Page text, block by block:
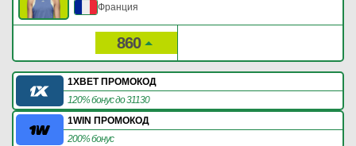
Франция
860
1XBET ПРОМОКОД
120% бонус до 31130
1WIN ПРОМОКОД
200% бонус